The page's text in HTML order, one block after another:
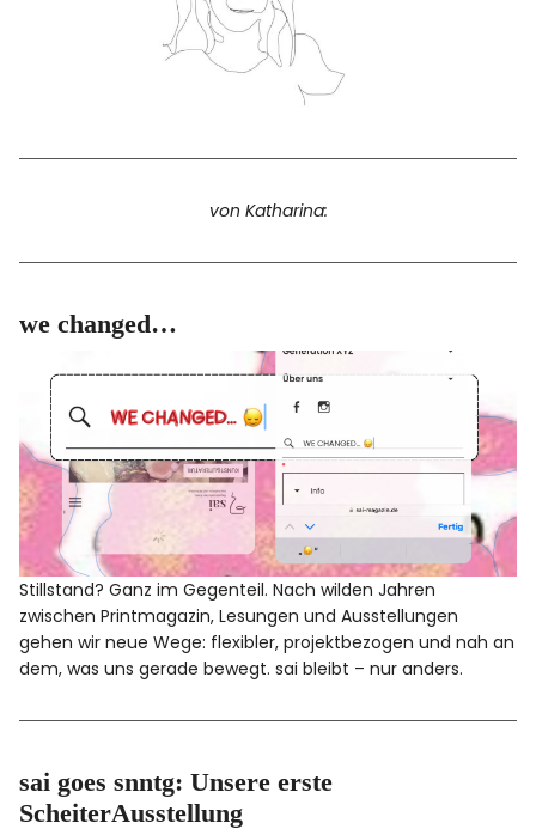
Instagram
von Katharina:
we changed…
Stillstand? Ganz im Gegenteil. Nach wilden Jahren
zwischen Printmagazin, Lesungen und Ausstellungen
gehen wir neue Wege: flexibler, projektbezogen und nah an
dem, was uns gerade bewegt. sai bleibt – nur anders.
sai goes snntg: Unsere erste
ScheiterAusstellung